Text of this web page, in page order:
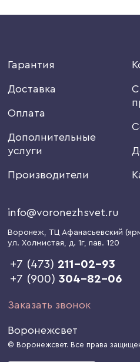
Гарантия
Доставка
Оплата
Дополнительные
услуги
Производители
info@voronezhsvet.ru
Воронеж, ТЦ Афанасьевский
ул. Холмистая, д. 1г, пав. 120
+7 (473) 211-02-93
+7 (900)304-82-06
Заказать звонок
Воронежсвет
© Воронежсвет. Все права